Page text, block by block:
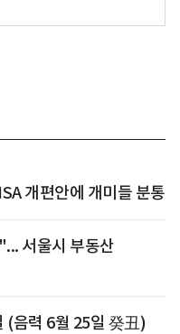
개편안에 개미들 분통
서울시 부동산
(음력 6월 25일 癸丑)